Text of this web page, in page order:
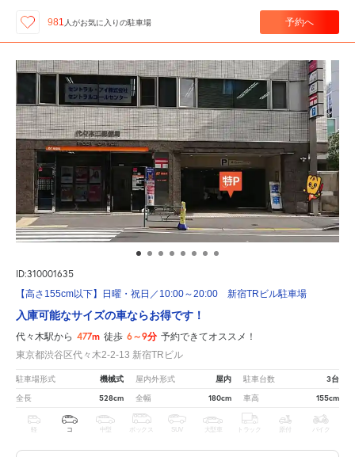
981 人がお気に入りの駐車場 予約へ
ID:310001635
【高さ155cm以下】日曜・祝日／10:00～20:00 新宿TRビル駐車場
入庫可能なサイズの車ならお得です！
代々木駅から 477m 徒歩 6～9分 予約できてオススメ！
東京都渋谷区代々木2-2-13 新宿TRビル
駐車場形式 機械式 屋内外形式 屋内 駐車台数 3台
全長 528cm 全幅 180cm 車高 155cm
軽 コ 中型 ボックス SUV 大型車 トラック 原付 バイク